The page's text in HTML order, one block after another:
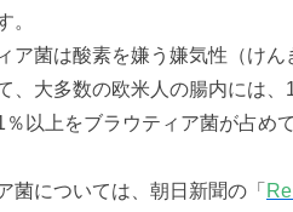
。
ア菌は酸素を嫌う嫌気性（けん
、大多数の欧米人の腸内には
％以上をブラウティア菌が占め
菌については、朝日新聞の「